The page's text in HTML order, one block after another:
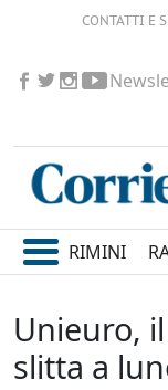
CONTATTI E
RIMINI
Unieuro,
slitta a